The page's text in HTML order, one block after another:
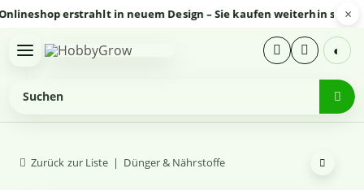
erstrahlt in neuem Design – Sie kaufen weiterhin sicher ×
◐
Zurück zur Liste Dünger & Nährstoffe